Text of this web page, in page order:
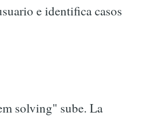
e identifica casos
solving" sube. La